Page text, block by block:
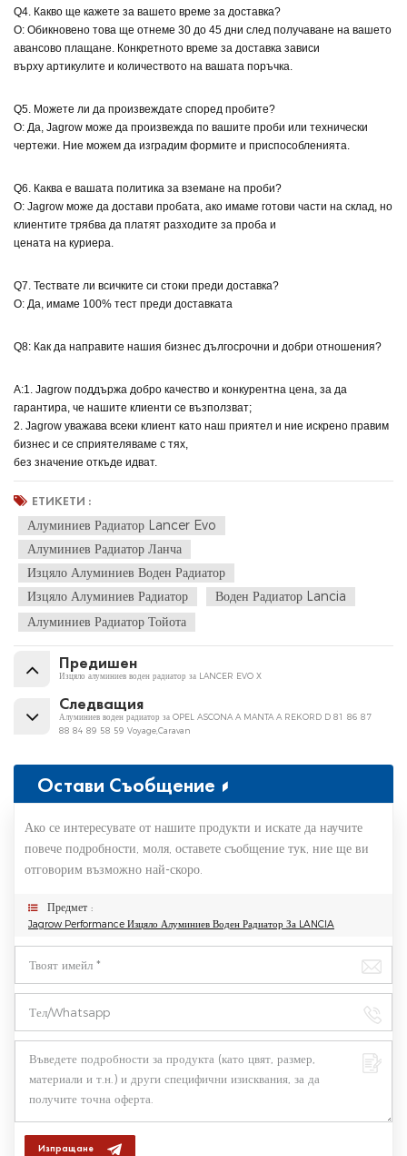
Q4. Какво ще кажете за вашето време за доставка?
О: Обикновено това ще отнеме 30 до 45 дни след получаване на вашето
авансово плащане. Конкретното време за доставка зависи
върху артикулите и количеството на вашата поръчка.
Q5. Можете ли да произвеждате според пробите?
О: Да, Jagrow може да произвежда по вашите проби или технически
чертежи. Ние можем да изградим формите и приспособленията.
Q6. Каква е вашата политика за вземане на проби?
О: Jagrow може да достави пробата, ако имаме готови части на склад, но
клиентите трябва да платят разходите за проба и
цената на куриера.
Q7. Тествате ли всичките си стоки преди доставка?
О: Да, имаме 100% тест преди доставката
Q8: Как да направите нашия бизнес дългосрочни и добри отношения?
A:1. Jagrow поддържа добро качество и конкурентна цена, за да
гарантира, че нашите клиенти се възползват;
2. Jagrow уважава всеки клиент като наш приятел и ние искрено правим
бизнес и се сприятеляваме с тях,
без значение откъде идват.
ЕТИКЕТИ :
Алуминиев Радиатор Lancer Evo
Алуминиев Радиатор Ланча
Изцяло Алуминиев Воден Радиатор
Изцяло Алуминиев Радиатор
Воден Радиатор Lancia
Алуминиев Радиатор Тойота
Предишен
Изцяло алуминиев воден радиатор за LANCER EVO X
Следващия
Алуминиев воден радиатор за OPEL ASCONA A MANTA A REKORD D 81 86 87
88 84 89 58 59 Voyage,Caravan
Остави Съобщение
Ако се интересувате от нашите продукти и искате да научите
повече подробности, моля, оставете съобщение тук, ние ще ви
отговорим възможно най-скоро.
Предмет :
Jagrow Performance Изцяло Алуминиев Воден Радиатор За LANCIA
Изпращане